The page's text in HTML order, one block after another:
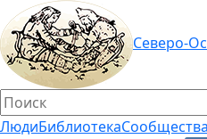
Северо-
ЛюдиБиблиотекаСообщества